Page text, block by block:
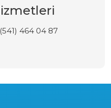
464 04 87